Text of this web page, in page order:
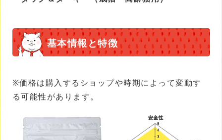
基本情報と特徴
※価格は購入するショップや時期によって変動す
る可能性があります。